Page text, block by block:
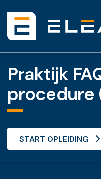
Praktijk
procedure
START OPLEIDING